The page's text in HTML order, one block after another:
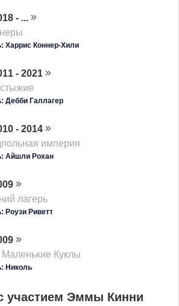
- ...
Харрис Коннер-Хили
- 2021
Дебби Галлагер
- 2014
империя
Айшли Рохан
лагерь
Роузи Риветт
Маленькие Куклы
Николь
участием Эммы Кинни